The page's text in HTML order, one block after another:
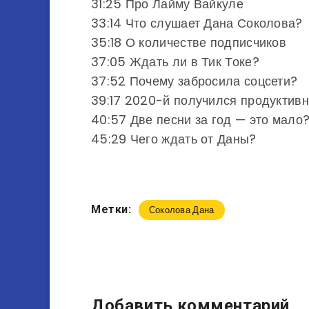
31:25 Про Лайму Вайкуле
33:14 Что слушает Дана Соколова?
35:18 О количестве подписчиков
37:05 Ждать ли в Тик Токе?
37:52 Почему забросила соцсети?
39:17 2020-й получился
40:57 Две песни за год — это мало?
45:29 Чего ждать от Даны?
Метки: Соколова Дана